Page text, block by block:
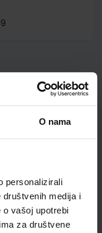
O nama
personalizirali
medija i
vašoj upotrebi
za društvene